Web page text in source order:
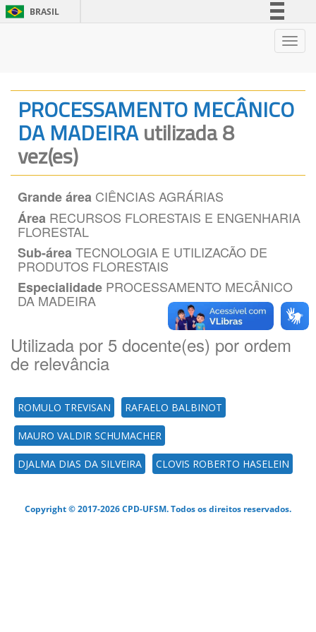
BRASIL
Acesso à informação
Legislação
Canais
PROCESSAMENTO MECÂNICO
DA MADEIRAutilizada 8
vez(es)
Grande área CIÊNCIAS AGRÁRIAS
Área RECURSOS FLORESTAIS E ENGENHARIA
FLORESTAL
Sub-áreaTECNOLOGIA E UTILIZACÃO DE
PRODUTOS FLORESTAIS
Especialidade PROCESSAMENTO MECÂNICO
DA MADEIRA
Utilizada por 5 docente(es) por ordem
de relevância
ROMULO TREVISAN RAFAELO BALBINOT
MAURO VALDIR SCHUMACHER
DJALMA DIAS DA SILVEIRA CLOVIS ROBERTO HASELEIN
Copyright © 2017-2026 CPD-UFSM. Todos os direitos reservados.